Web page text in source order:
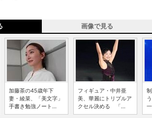
画像で見る
加藤茶の45歳年下
妻・綾菜、「美文字」
手書き勉強ノート...
フィギュア・中井亜
美、華麗にトリプルア
クセル決める 「...